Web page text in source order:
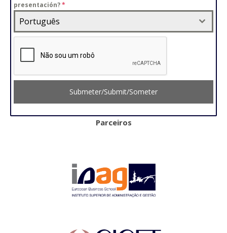
presentación?*
Português
Submeter/Submit/Someter
Parceiros